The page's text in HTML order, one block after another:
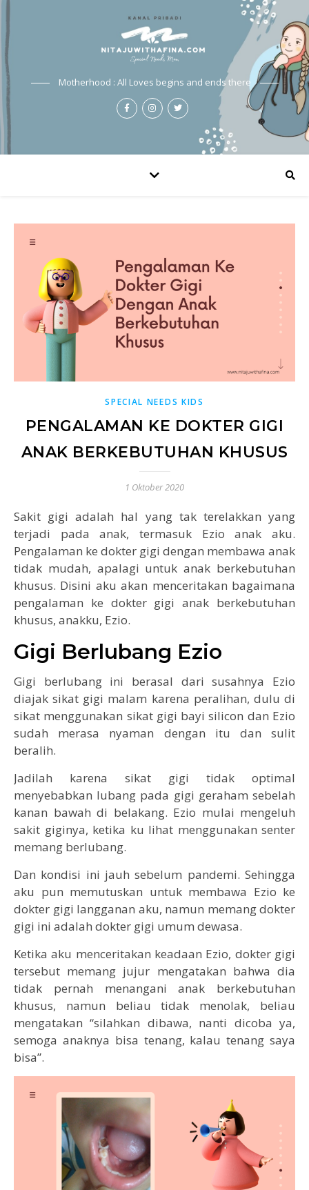
Motherhood : All Loves begins and ends there
SPECIAL NEEDS KIDS
PENGALAMAN KE DOKTER GIGI
ANAK BERKEBUTUHAN KHUSUS
1 Oktober 2020
Sakit gigi adalah hal yang tak terelakkan yang
terjadi pada anak, termasuk Ezio anak aku.
Pengalaman ke dokter gigi dengan membawa anak
tidak mudah, apalagi untuk anak berkebutuhan
khusus. Disini aku akan menceritakan bagaimana
pengalaman ke dokter gigi anak berkebutuhan
khusus, anakku, Ezio.
Gigi Berlubang Ezio
Gigi berlubang ini berasal dari susahnya Ezio
diajak sikat gigi malam karena peralihan, dulu di
sikat menggunakan sikat gigi bayi silicon dan Ezio
sudah merasa nyaman dengan itu dan sulit
beralih.
Jadilah karena sikat gigi tidak optimal
menyebabkan lubang pada gigi geraham sebelah
kanan bawah di belakang. Ezio mulai mengeluh
sakit giginya, ketika ku lihat menggunakan senter
memang berlubang.
Dan kondisi ini jauh sebelum pandemi. Sehingga
aku pun memutuskan untuk membawa Ezio ke
dokter gigi langganan aku, namun memang dokter
gigi ini adalah dokter gigi umum dewasa.
Ketika aku menceritakan keadaan Ezio, dokter gigi
tersebut memang jujur mengatakan bahwa dia
tidak pernah menangani anak berkebutuhan
khusus, namun beliau tidak menolak, beliau
mengatakan “silahkan dibawa, nanti dicoba ya,
semoga anaknya bisa tenang, kalau tenang saya
bisa”.